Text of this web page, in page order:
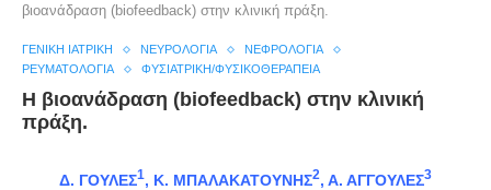
βιοανάδραση (biofeedback) στην κλινική πράξη.
ΓΕΝΙΚΉ ΙΑΤΡΙΚΉ ΝΕΥΡΟΛΟΓΊΑ
ΝΕΦΡΟΛΟΓΊΑ
ΡΕΥΜΑΤΟΛΟΓΊΑ
ΦΥΣΙΑΤΡΙΚΉ/ΦΥΣΙΚΟΘΕΡΑΠΕΊΑ
Η βιοανάδραση (biofeedback) στην κλινική
πράξη.
Δ. ΓΟΥΛΕΣ1, Κ. ΜΠΑΛΑΚΑΤΟΥΝΗΣ2, Α. ΑΓΓΟΥΛΕΣ3